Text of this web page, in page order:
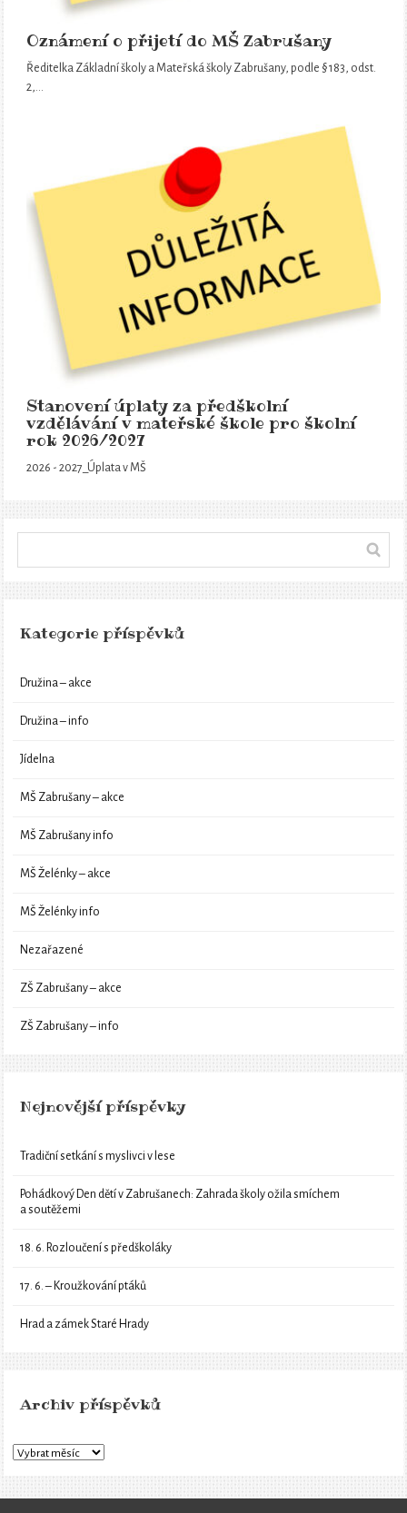
Oznámení o přijetí do MŠ Zabrušany
Ředitelka Základní školy a Mateřská školy Zabrušany, podle § 183, odst.
2,…
Stanovení úplaty za předškolní
vzdělávání v mateřské škole pro školní
rok 2026/2027
2026 - 2027_Úplata v MŠ
Kategorie příspěvků
Družina – akce
Družina – info
Jídelna
MŠ Zabrušany – akce
MŠ Zabrušany info
MŠ Želénky – akce
MŠ Želénky info
Nezařazené
ZŠ Zabrušany – akce
ZŠ Zabrušany – info
Nejnovější příspěvky
Tradiční setkání s myslivci v lese
Pohádkový Den dětí v Zabrušanech: Zahrada školy ožila smíchem
a soutěžemi
18. 6. Rozloučení s předškoláky
17. 6. – Kroužkování ptáků
Hrad a zámek Staré Hrady
Archiv příspěvků